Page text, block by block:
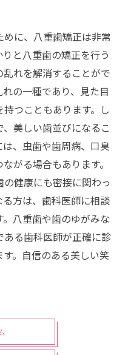
に、八重歯矯正は非常
と八重歯の矯正を行う
れを解消することがで
の一種であり、見た目
つこともあります。し
美しい歯並びになるこ
、虫歯や歯周病、口臭
がる場合もあります。
健康にも密接に関わっ
方は、歯科医師に相談
八重歯や歯のゆがみな
ある歯科医師が正確に診
。自信のある美しい笑